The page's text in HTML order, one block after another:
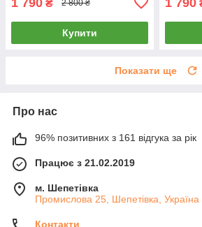
₴ 2 800 ₴
Купити
Показати ще
Про нас
96% позитивних з 161 відгука за рік
Працює з 21.02.2019
м. Шепетівка
Промислова 25, Шепетівка, Україна
Контакти